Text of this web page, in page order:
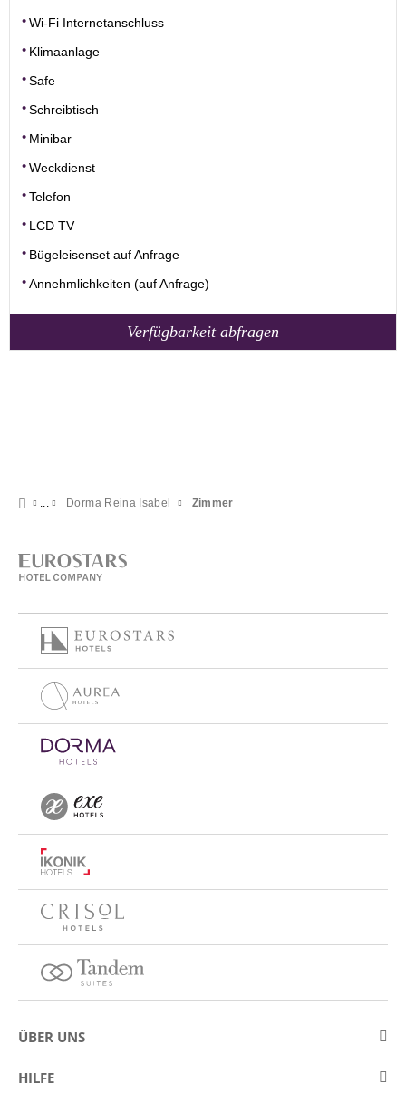
Wi-Fi Internetanschluss
Klimaanlage
Safe
Schreibtisch
Minibar
Weckdienst
Telefon
LCD TV
Bügeleisenset auf Anfrage
Annehmlichkeiten (auf Anfrage)
Verfügbarkeit abfragen
Dorma Reina Isabel Zimmer
ÜBER UNS
Über Eurostars Hotel Company
HILFE